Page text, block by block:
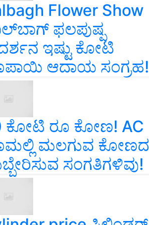
Flower Show
ಫಲಪುಷ್ಪ
ಇಷ್ಟು ಕೋಟಿ
ಆದಾಯ ಸಂಗ್ರಹ!
ಕೋಟಿ ರೂ ಕೋಣ! AC
ಮಲಗುವ ಕೋಣದ
ಸಂಗತಿಗಳಿವು!